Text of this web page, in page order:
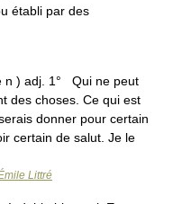
établi par des
n ) adj. 1° Qui ne peut
des choses. Ce qui est
donner pour certain
certain de salut. Je le
Littré